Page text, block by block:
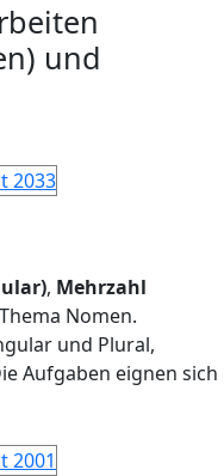
und
, Mehrzahl
Nomen.
und Plural,
Aufgaben eignen sich